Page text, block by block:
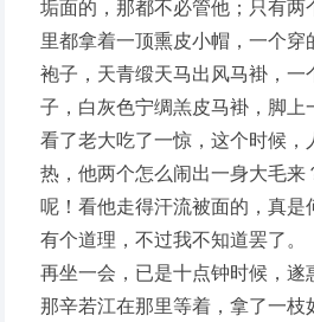
垢面的，那都不必管他；只有两
里都拿着一顶熏皮小帽，一个穿
袍子，天青缎天马出风马褂，一
子，白灰色宁绸羔皮马褂，脚上
看了老大吃了一惊，这个时候，
热，他两个怎么闹出一身大毛来
呢！看他走得汗流被面的，真是
有个道理，不过我不知道罢了。
再坐一会，已是十点钟时候，遂
那辛若江在那里等着，拿了一枝